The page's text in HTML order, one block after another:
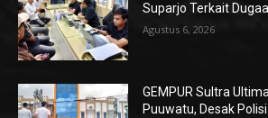
Suparjo Terkait
Agustus 6, 2026
GEMPUR Sultra
Puuwatu, Desak